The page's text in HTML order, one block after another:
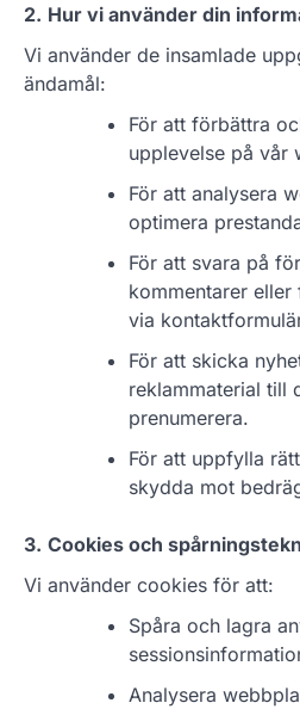
2. Hur vi använder din
Vi använder de insamlade
ändamål:
För att förbättra
upplevelse på vår
För att analysera
optimera
För att svara på
kommentarer
via
För att skicka
reklammaterial till
prenumerera.
För att uppfylla
skydda mot
3. Cookies och
Vi använder cookies för att:
Spåra och lagra
Analysera